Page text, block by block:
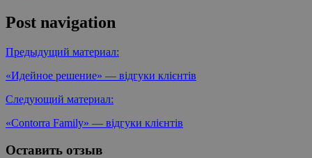
Post navigation
Предыдущий материал:
«Идейное решение» — відгуки клієнтів
Следующий материал:
«Contorra Family» — відгуки клієнтів
Оставить отзыв